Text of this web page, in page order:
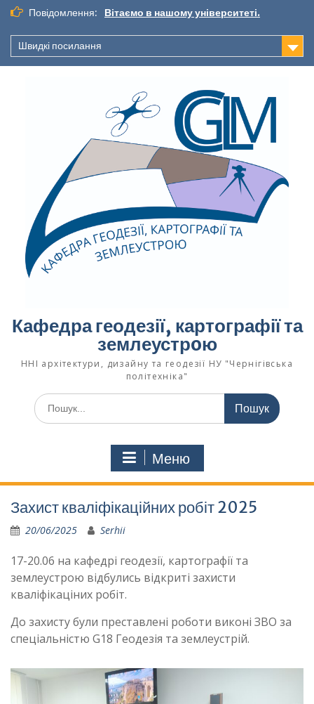
Повідомлення: Вітаємо в нашому університеті.
Швидкі посилання
Кафедра геодезії, картографії та
землеустрoю
ННІ архітектури, дизайну та геодезії НУ "Чернігівська
політехніка"
Меню
Захист кваліфікаційних робіт 2025
20/06/2025 Serhii
17-20.06 на кафедрі геодезії, картографії та
землеустрою відбулись відкриті захисти
кваліфікаціних робіт.
До захисту були преставлені роботи виконі ЗВО за
спеціальністю G18 Геодезія та землеустрій.